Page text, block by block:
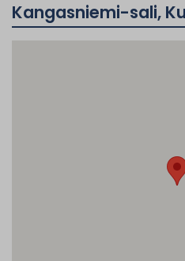
Kangasniemi-sali,